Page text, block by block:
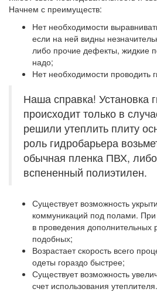
Начнем с преимуществ:
Нет необходимости
если на ней видны
либо прочие дефекты, жидкие
надо;
Нет необходимости проводить
Наша справка! Установка
происходит только в
решили утеплить плиту
роль гидробарьера
обычная пленка ПВХ,
вспененный полиэтилен.
Существует возможность
коммуникаций под полами.
в проведения
подобных;
Возрастает скорость всего
одеты гораздо быстрее;
Существует возможность
счет использования утеплителя.